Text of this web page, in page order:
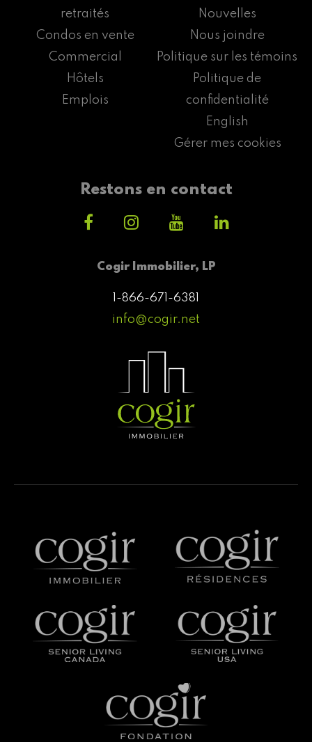
Cogir Immobilier, LP
1-866-671-6381
info@cogir.net
retraités
Condos en vente
Commercial
Hôtels
Emplois
Nouvelles
Nous joindre
Politique sur les témoins
Politique de
confidentialité
English
Gérer mes cookies
Restons en contact